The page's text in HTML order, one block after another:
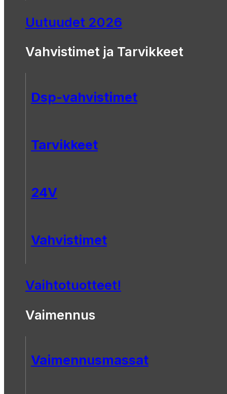
Uutuudet 2026
Vahvistimet ja Tarvikkeet
Dsp-vahvistimet
Tarvikkeet
24V
Vahvistimet
Vaihtotuotteet!
Vaimennus
Vaimennusmassat